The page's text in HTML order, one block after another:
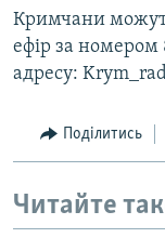
Кримчани
ефір за номером
адресу:
Поділитись
Читайте